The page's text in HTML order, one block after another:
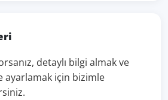
detaylı bilgi almak ve
ayarlamak için bizimle